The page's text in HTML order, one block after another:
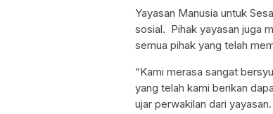
Yayasan Manusia untuk
sosial. Pihak yayasan juga
semua pihak yang telah
“Kami merasa sangat
yang telah kami berikan
ujar perwakilan dari yayasan.